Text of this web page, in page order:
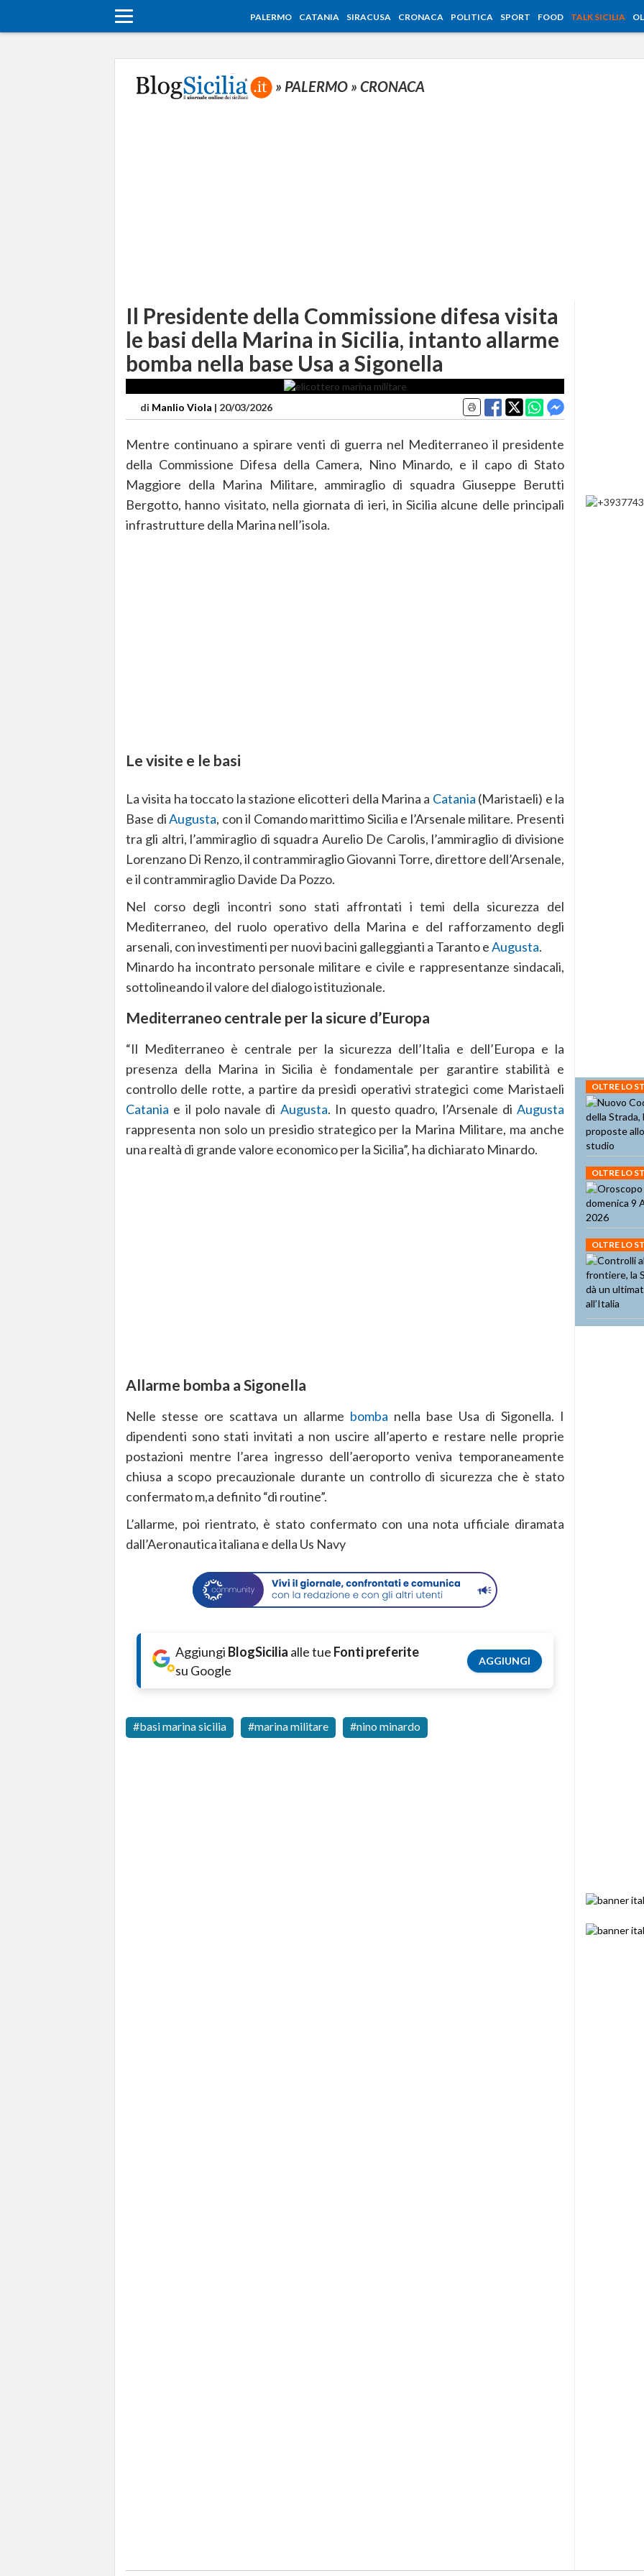
PALERMO CATANIA SIRACUSA CRONACA POLITICA SPORT FOOD TALK SICILIA
» PALERMO » CRONACA
Il Presidente della Commissione difesa visita
le basi della Marina in Sicilia, intanto allarme
bomba nella base Usa a Sigonella
di Manlio Viola | 20/03/2026
Mentre continuano a spirare venti di guerra nel Mediterraneo il presidente
della Commissione Difesa della Camera, Nino Minardo, e il capo di Stato
Maggiore della Marina Militare, ammiraglio di squadra Giuseppe Berutti
Bergotto, hanno visitato, nella giornata di ieri, in Sicilia alcune delle principali
infrastrutture della Marina nell’isola.
Le visite e le basi
La visita ha toccato la stazione elicotteri della Marina a Catania (Maristaeli) e la
Base diAugusta, con il Comando marittimo Sicilia e l’Arsenale militare. Presenti
tra gli altri, l’ammiraglio di squadra Aurelio De Carolis, l’ammiraglio di divisione
Lorenzano Di Renzo, il contrammiraglio Giovanni Torre, direttore dell’Arsenale,
e il contrammiraglio Davide Da Pozzo.
Nel corso degli incontri sono stati affrontati i temi della sicurezza del
Mediterraneo, del ruolo operativo della Marina e del rafforzamento degli
arsenali, con investimenti per nuovi bacini galleggianti a Taranto eAugusta.
Minardo ha incontrato personale militare e civile e rappresentanze sindacali,
sottolineando il valore del dialogo istituzionale.
Mediterraneo centrale per la sicure d’Europa
“Il Mediterraneo è centrale per la sicurezza dell’Italia e dell’Europa e la
presenza della Marina in Sicilia è fondamentale per garantire stabilità e
controllo delle rotte, a partire da presìdi operativi strategici come Maristaeli
Catania e il polo navale di Augusta. In questo quadro, l’Arsenale di Augusta
rappresenta non solo un presidio strategico per la Marina Militare, ma anche
una realtà di grande valore economico per la Sicilia”, ha dichiarato Minardo.
Allarme bomba a Sigonella
Nelle stesse ore scattava un allarme bomba nella base Usa di Sigonella. I
dipendenti sono stati invitati a non uscire all’aperto e restare nelle proprie
postazioni mentre l’area ingresso dell’aeroporto veniva temporaneamente
chiusa a scopo precauzionale durante un controllo di sicurezza che è stato
confermato m,a definito “di routine”.
L’allarme, poi rientrato, è stato confermato con una nota ufficiale diramata
dall’Aeronautica italiana e della Us Navy
Aggiungi BlogSicilia alle tue Fonti preferite
su Google
AGGIUNGI
basi marina sicilia marina militare nino minardo
OLTRE LO
OLTRE LO
OLTRE LO